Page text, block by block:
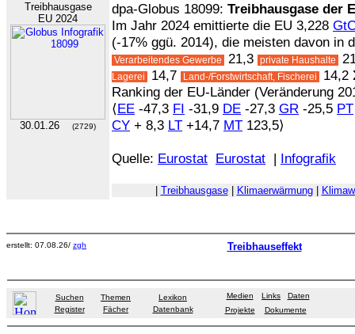
Treibhausgase
EU 2024
30.01.26 (2729)
dpa-Globus 18099: Treibhausgase der
Im Jahr 2024 emittierte die EU 3,228
(-17% ggü. 2014), die meisten davon in
Verarbeitendes Gewerbe 21,3 private Haushalte
Lagerei 14,7 Land-/Forstwirtschaft, Fischerei
14,2
Ranking der EU-Länder (Veränderung
⟨EE -47,3 FI -31,9 DE -27,3 GR -25,5 PT
CY + 8,3 LT +14,7 MT 123,5⟩
Quelle: Eurostat Eurostat | Infografik
Treibhausgase| Klimaerwärmung|
erstellt: 07.08.26/ zgh Treibhauseffekt
Suchen Themen
Lexikon
Register
Fächer Datenbank
Medien Links
Daten
Projekte
Dokumente